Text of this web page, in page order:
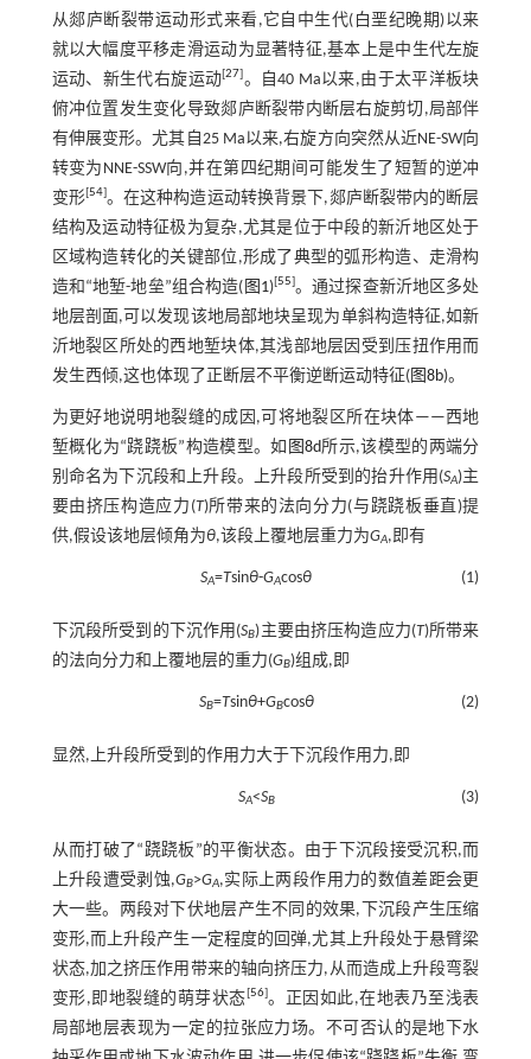
从郯庐断裂带运动形式来看,它自中生代(白垩纪晚期)以来
就以大幅度平移走滑运动为显著特征,基本上是中生代左旋
运动、新生代右旋运动[27]。自40 Ma以来,由于太平洋板块
俯冲位置发生变化导致郯庐断裂带内断层右旋剪切,局部伴
有伸展变形。尤其自25 Ma以来,右旋方向突然从近NE-SW向
转变为NNE-SSW向,并在第四纪期间可能发生了短暂的逆冲
变形[54]。在这种构造运动转换背景下,郯庐断裂带内的断层
结构及运动特征极为复杂,尤其是位于中段的新沂地区处于
区域构造转化的关键部位,形成了典型的弧形构造、走滑构
造和“地堑-地垒”组合构造( 图1)[55]。通过探查新沂地区多处
地层剖面,可以发现该地局部地块呈现为单斜构造特征,如新
沂地裂区所处的西地堑块体,其浅部地层因受到压扭作用而
发生西倾,这也体现了正断层不平衡逆断运动特征(图8b)。
为更好地说明地裂缝的成因,可将地裂区所在块体——西地
堑概化为“跷跷板”构造模型。如 图8d所示,该模型的两端分
别命名为下沉段和上升段。上升段所受到的抬升作用(SA)主
要由挤压构造应力(T)所带来的法向分力(与跷跷板垂直)提
供,假设该地层倾角为θ,该段上覆地层重力为GA,即有
(1)
SA=Tsinθ-GAcosθ
下沉段所受到的下沉作用(SB)主要由挤压构造应力(T)所带来
的法向分力和上覆地层的重力(GB)组成,即
(2)
SB=Tsinθ+GBcosθ
显然,上升段所受到的作用力大于下沉段作用力,即
(3)
SA<SB
从而打破了“跷跷板”的平衡状态。由于下沉段接受沉积,而
上升段遭受剥蚀,GB>GA,实际上两段作用力的数值差距会更
大一些。两段对下伏地层产生不同的效果,下沉段产生压缩
变形,而上升段产生一定程度的回弹,尤其上升段处于悬臂梁
状态,加之挤压作用带来的轴向挤压力,从而造成上升段弯裂
变形,即地裂缝的萌芽状态[56]。正因如此,在地表乃至浅表
局部地层表现为一定的拉张应力场。不可否认的是地下水